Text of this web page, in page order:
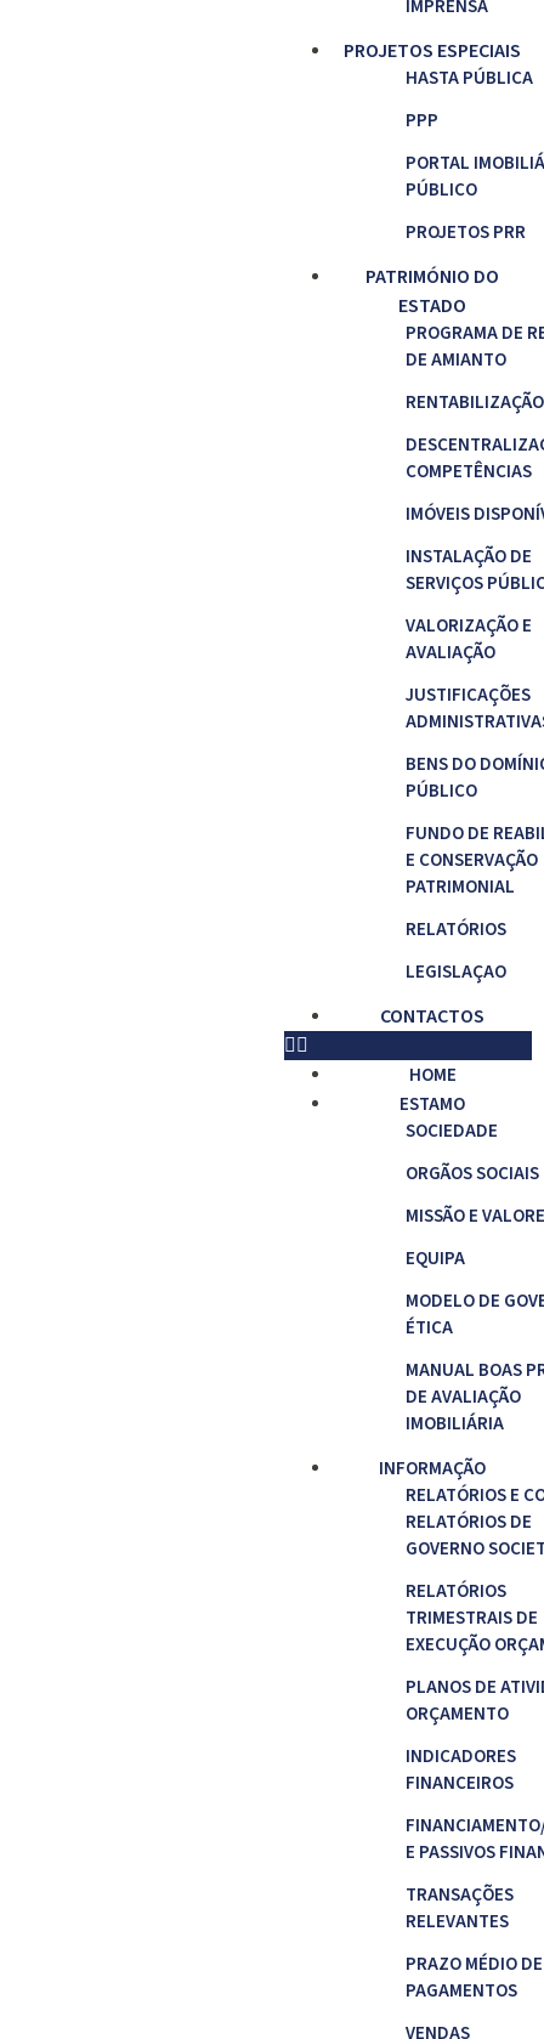
IMPRENSA
PROJETOS ESPECIAIS
HASTA PÚBLICA
PPP
PORTAL
PÚBLICO
PROJETOS PRR
PATRIMÓNIO DO
ESTADO
PROGRAMA DE
DE AMIANTO
RENTABILIZAÇÃO
COMPETÊNCIAS
IMÓVEIS
INSTALAÇÃO DE
SERVIÇOS
VALORIZAÇÃO E
AVALIAÇÃO
JUSTIFICAÇÕES
BENS DO
PÚBLICO
FUNDO DE
E CONSERVAÇÃO
PATRIMONIAL
RELATÓRIOS
LEGISLAÇAO
CONTACTOS
HOME
ESTAMO
SOCIEDADE
ORGÃOS SOCIAIS
MISSÃO E
EQUIPA
MODELO DE
ÉTICA
MANUAL BOAS
DE AVALIAÇÃO
IMOBILIÁRIA
INFORMAÇÃO
RELATÓRIOS E
RELATÓRIOS DE
GOVERNO
RELATÓRIOS
TRIMESTRAIS DE
EXECUÇÃO
PLANOS DE
ORÇAMENTO
INDICADORES
FINANCEIROS
E PASSIVOS
TRANSAÇÕES
RELEVANTES
PRAZO MÉDIO DE
PAGAMENTOS
VENDAS